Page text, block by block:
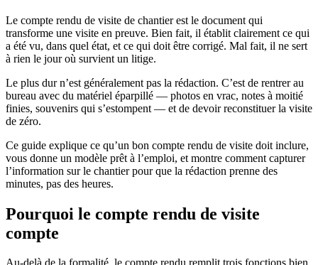
Le compte rendu de visite de chantier est le document qui
transforme une visite en preuve. Bien fait, il établit clairement ce qui
a été vu, dans quel état, et ce qui doit être corrigé. Mal fait, il ne sert
à rien le jour où survient un litige.
Le plus dur n’est généralement pas la rédaction. C’est de rentrer au
bureau avec du matériel éparpillé — photos en vrac, notes à moitié
finies, souvenirs qui s’estompent — et de devoir reconstituer la visite
de zéro.
Ce guide explique ce qu’un bon compte rendu de visite doit inclure,
vous donne un modèle prêt à l’emploi, et montre comment capturer
l’information sur le chantier pour que la rédaction prenne des
minutes, pas des heures.
Pourquoi le compte rendu de visite
compte